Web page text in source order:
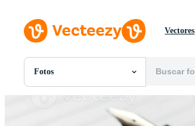
Vectores
Fotos
Todas Imágenes